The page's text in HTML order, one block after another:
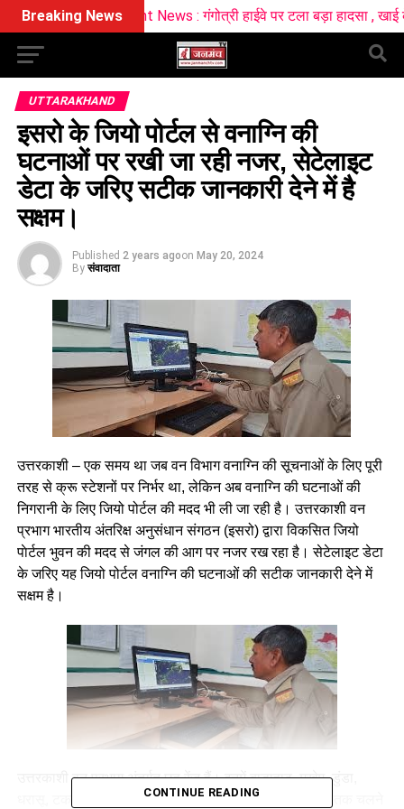
Breaking News
News : गंगोत्री हाईवे पर टला बड़ा हादसा , खाई के मुहाने पर अटका
UTTARAKHAND
इसरो के जियो पोर्टल से वनाग्नि की
घटनाओं पर रखी जा रही नजर, सेटेलाइट
डेटा के जरिए सटीक जानकारी देने में है
सक्षम।
Published 2 years agoon May 20, 2024
By संवादाता
उत्तरकाशी – एक समय था जब वन विभाग वनाग्नि की सूचनाओं के लिए पूरी
तरह से क्रू स्टेशनों पर निर्भर था, लेकिन अब वनाग्नि की घटनाओं की
निगरानी के लिए जियो पोर्टल की मदद भी ली जा रही है। उत्तरकाशी वन
प्रभाग भारतीय अंतरिक्ष अनुसंधान संगठन (इसरो) द्वारा विकसित जियो
पाेर्टल भुवन की मदद से जंगल की आग पर नजर रख रहा है। सेटेलाइट डेटा
के जरिए यह जियो पोर्टल वनाग्नि की घटनाओं की सटीक जानकारी देने में
सक्षम है।
उत्तरकाशी वन प्रभाग अंतर्गत छह रेंज हैं। इनमें बाड़ाहाट, मुखेम, डुंडा,
धरासू, टकनौर व गंगोत्री रेंज शामिल हैं। 15 फरवरी से 15 जून तक चलने
CONTINUE READING